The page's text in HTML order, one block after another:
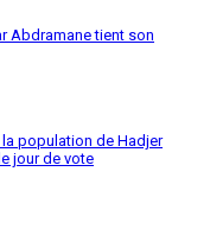
Abdramane tient son
population de Hadjer
jour de vote